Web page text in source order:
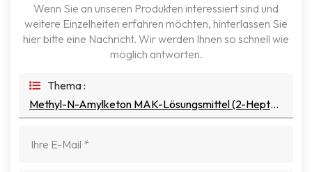
Wenn Sie an unseren Produkten interessiert sind und
weitere Einzelheiten erfahren möchten, hinterlassen Sie
hier bitte eine Nachricht. Wir werden Ihnen so schnell wie
möglich antworten.
Thema :
Methyl-N-Amylketon MAK-Lösungsmittel (2-Heptanon)